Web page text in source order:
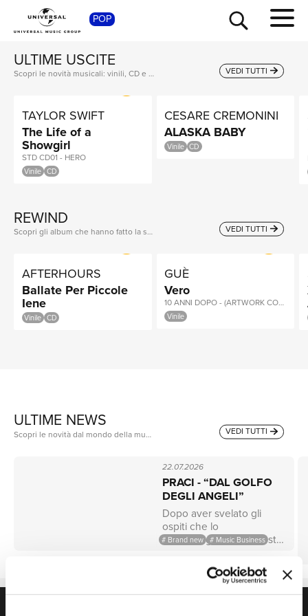
POP
ULTIME USCITE
Scopri le novità musicali: vinili, CD e tanto altro con gli album più attesi, dai classici agli artisti del momento! VEDI TUTTI
TAYLOR SWIFT
The Life of a
Showgirl
STD CD01 - HERO
Vinile CD
CESARE CREMONINI
ALASKA BABY
Vinile CD
REWIND
Scopri gli album che hanno fatto la storia e che stanno scalando le classifiche! VEDI TUTTI
AFTERHOURS
Ballate Per Piccole
Iene
Vinile CD
GUÈ
Vero
10 ANNI DOPO - (ARTWORK COLORATO) LP BIANCHI
Vinile
ULTIME NEWS
Scopri le novità dal mondo della musica: annunci, nuovi album e curiosità sugli artisti del momento. VEDI TUTTI
22.07.2026
PRACI - “DAL GOLFO
DEGLI ANGELI”
Dopo aver svelato gli
ospiti che lo
accompagnano in questo
pubblicato diversi spoiler
nelle scorse settimane,
"DAL GOLFO DEGLI
# Brand new # Music Business
Il meglio della musica Italiana
da ascoltare in viaggio.
TOUR
NEWS
RICERCA
CHI